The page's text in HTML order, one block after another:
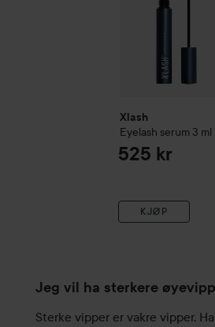
Xlash
Eyelash serum 3 ml
525 kr
KJØP
Jeg vil ha sterkere
Sterke vipper er vakre vipper.